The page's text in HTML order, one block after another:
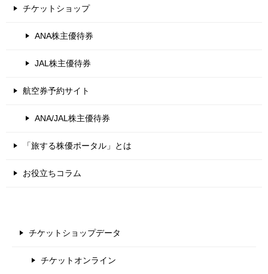
チケットショップ
ANA株主優待券
JAL株主優待券
航空券予約サイト
ANA/JAL株主優待券
「旅する株優ポータル」とは
お役立ちコラム
チケットショップデータ
チケットオンライン